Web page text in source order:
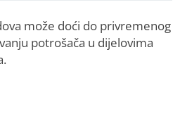
može doći do privremenog
potrošača u dijelovima